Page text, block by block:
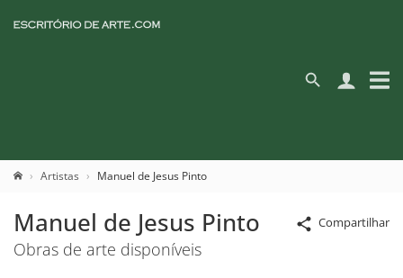
Artistas Manuel de Jesus Pinto
Compartilhar
Manuel de Jesus Pinto
Obras de arte disponíveis